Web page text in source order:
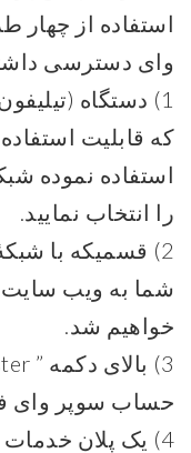
استفاده از چهار
وای دسترسی
1) دستگاه
که قابلیت
را انتخاب نمایید.
2) قسمیکه با
خواهیم شد.
حساب سوپر وای
4) یک پلان